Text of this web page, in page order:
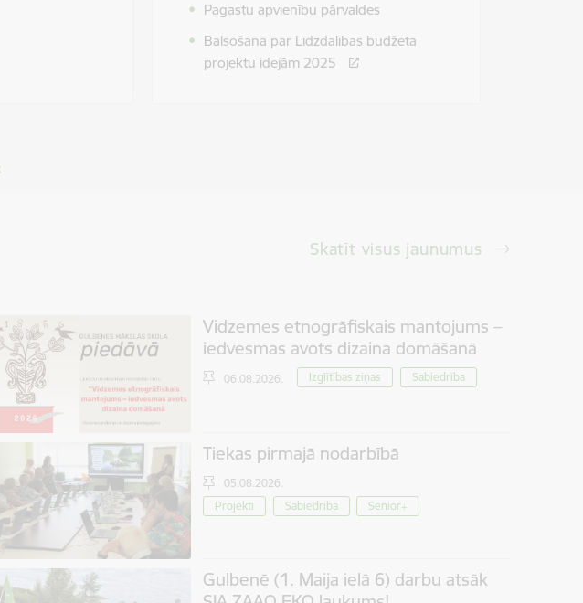
Pagastu apvienību pārvaldes
Balsošana par Līdzdalības budžeta
projektu idejām 2025
Skatīt visus jaunumus
Vidzemes etnogrāfiskais mantojums –
iedvesmas avots dizaina domāšanā
06.08.2026. Izglītības ziņas Sabiedrība
Tiekas pirmajā nodarbībā
05.08.2026.
Projekti
Sabiedrība Senior+
Gulbenē (1. Maija ielā 6) darbu atsāk